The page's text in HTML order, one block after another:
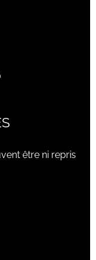
être ni repris